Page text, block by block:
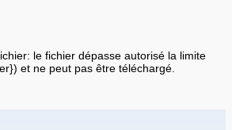
le fichier dépasse autorisé la limite
et ne peut pas être téléchargé.